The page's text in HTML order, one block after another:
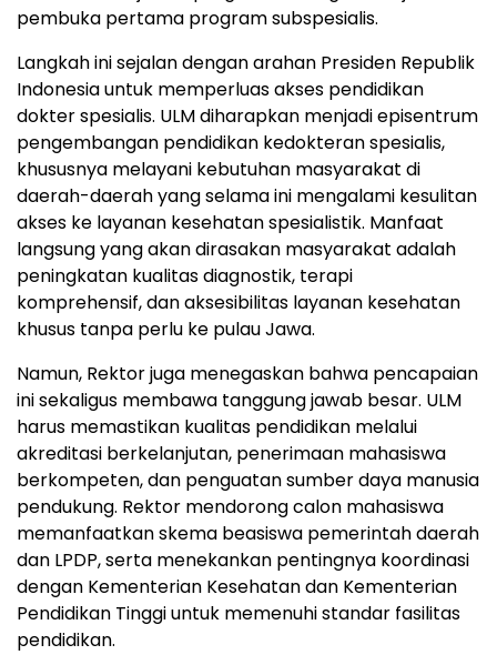
pembuka pertama program subspesialis.
Langkah ini sejalan dengan arahan Presiden Republik
Indonesia untuk memperluas akses pendidikan
dokter spesialis. ULM diharapkan menjadi episentrum
pengembangan pendidikan kedokteran spesialis,
khususnya melayani kebutuhan masyarakat di
daerah-daerah yang selama ini mengalami kesulitan
akses ke layanan kesehatan spesialistik. Manfaat
langsung yang akan dirasakan masyarakat adalah
peningkatan kualitas diagnostik, terapi
komprehensif, dan aksesibilitas layanan kesehatan
khusus tanpa perlu ke pulau Jawa.
Namun, Rektor juga menegaskan bahwa pencapaian
ini sekaligus membawa tanggung jawab besar. ULM
harus memastikan kualitas pendidikan melalui
akreditasi berkelanjutan, penerimaan mahasiswa
berkompeten, dan penguatan sumber daya manusia
pendukung. Rektor mendorong calon mahasiswa
memanfaatkan skema beasiswa pemerintah daerah
dan LPDP, serta menekankan pentingnya koordinasi
dengan Kementerian Kesehatan dan Kementerian
Pendidikan Tinggi untuk memenuhi standar fasilitas
pendidikan.